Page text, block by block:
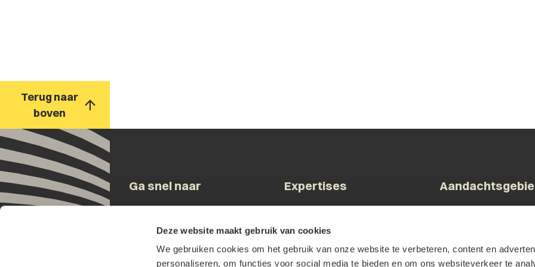
Deze website maakt gebruik van cookies
We gebruiken cookies om het gebruik van onze website te verbeteren, content en
personaliseren, om functies voor social media te bieden en om ons websiteverkeer te
Terug naar
boven
Ga snel naar
Updates
Expertises
Corporate & M&A
Brainport & Innovatie